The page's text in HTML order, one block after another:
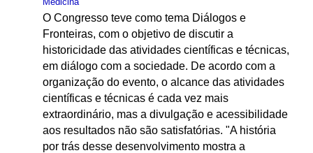
O Congresso teve como tema Diálogos e
Fronteiras, com o objetivo de discutir a
historicidade das atividades científicas e técnicas,
em diálogo com a sociedade. De acordo com a
organização do evento, o alcance das atividades
científicas e técnicas é cada vez mais
extraordinário, mas a divulgação e acessibilidade
aos resultados não são satisfatórias. "A história
por trás desse desenvolvimento mostra a